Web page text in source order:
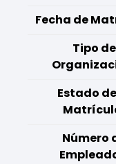
Fecha de
Tipo de
Estado
Número